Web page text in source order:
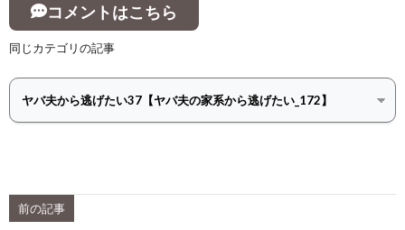
コメントはこちら
同じカテゴリの記事
前の記事